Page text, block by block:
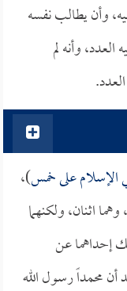
وأن يطالب نفسه
وأنه لم
الإسلام على خمس)،
اثنان، ولكنهما
إحداهما عن
أن محمداً رسول الله